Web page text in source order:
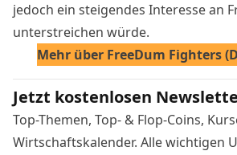
jedoch ein steigendes Interesse an
unterstreichen würde.
Mehr über FreeDum Fighters
Jetzt kostenlosen
Top-Themen, Top- & Flop-Coins,
Wirtschaftskalender. Alle wichtigen